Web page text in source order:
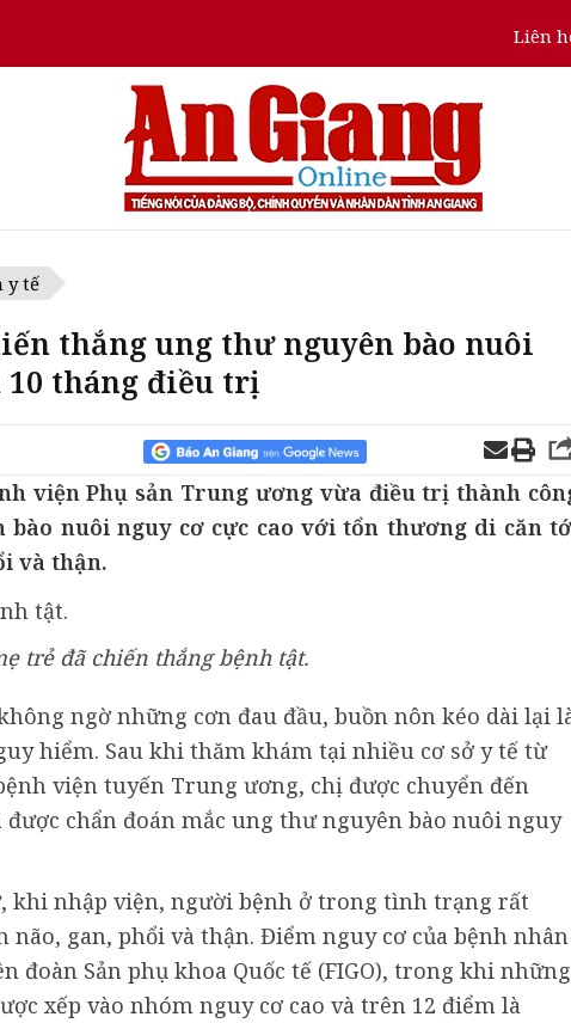
Liên
y tế
thắng ung thư nguyên bào nuôi
10 tháng điều trị
viện Phụ sản Trung ương vừa điều trị thành
nuôi nguy cơ cực cao với tổn thương di căn
và thận.
trẻ đã chiến thắng bệnh tật.
ngờ những cơn đau đầu, buồn nôn kéo dài lại
hiểm. Sau khi thăm khám tại nhiều cơ sở y tế từ
viện tuyến Trung ương, chị được chuyển đến
chẩn đoán mắc ung thư nguyên bào nuôi nguy
, khi nhập viện, người bệnh ở trong tình trạng rất
gan, phổi và thận. Điểm nguy cơ của bệnh nhân
đoàn Sản phụ khoa Quốc tế (FIGO), trong khi những
xếp vào nhóm nguy cơ cao và trên 12 điểm là